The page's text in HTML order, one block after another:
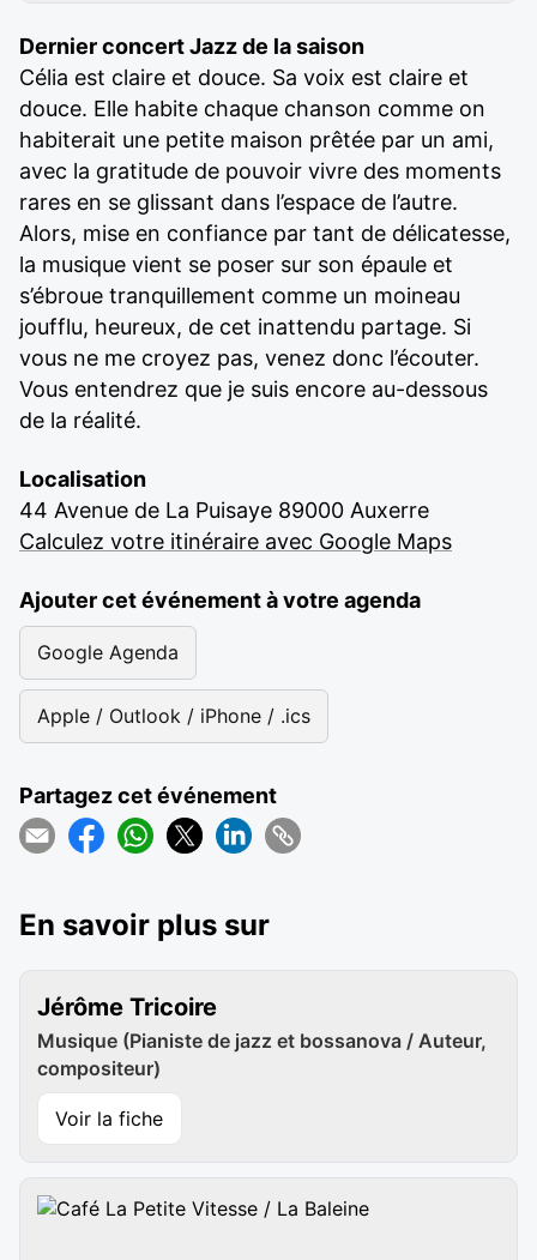
Dernier concert Jazz de la saison
Célia est claire et douce. Sa voix est claire et
douce. Elle habite chaque chanson comme on
habiterait une petite maison prêtée par un ami,
avec la gratitude de pouvoir vivre des moments
rares en se glissant dans l’espace de l’autre.
Alors, mise en confiance par tant de délicatesse,
la musique vient se poser sur son épaule et
s’ébroue tranquillement comme un moineau
joufflu, heureux, de cet inattendu partage. Si
vous ne me croyez pas, venez donc l’écouter.
Vous entendrez que je suis encore au-dessous
de la réalité.
Localisation
44 Avenue de La Puisaye 89000 Auxerre
Calculez votre itinéraire avec Google Maps
Ajouter cet événement à votre agenda
Google Agenda
Apple / Outlook / iPhone / .ics
Partagez cet événement
En savoir plus sur
Jérôme Tricoire
Musique (Pianiste de jazz et bossanova / Auteur,
compositeur)
Voir la fiche